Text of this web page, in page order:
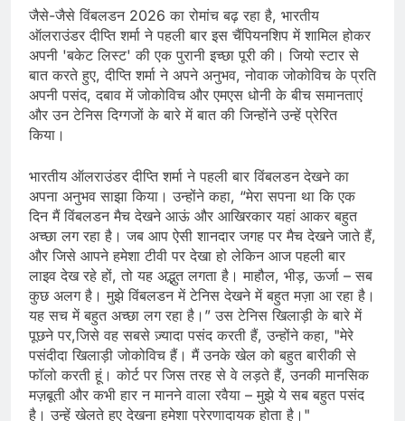
जैसे-जैसे विंबलडन 2026 का रोमांच बढ़ रहा है, भारतीय
ऑलराउंडर दीप्ति शर्मा ने पहली बार इस चैंपियनशिप में शामिल होकर
अपनी 'बकेट लिस्ट' की एक पुरानी इच्छा पूरी की। जियो स्टार से
बात करते हुए, दीप्ति शर्मा ने अपने अनुभव, नोवाक जोकोविच के प्रति
अपनी पसंद, दबाव में जोकोविच और एमएस धोनी के बीच समानताएं
और उन टेनिस दिग्गजों के बारे में बात की जिन्होंने उन्हें प्रेरित
किया।
भारतीय ऑलराउंडर दीप्ति शर्मा ने पहली बार विंबलडन देखने का
अपना अनुभव साझा किया। उन्होंने कहा, “मेरा सपना था कि एक
दिन मैं विंबलडन मैच देखने आऊं और आखिरकार यहां आकर बहुत
अच्छा लग रहा है। जब आप ऐसी शानदार जगह पर मैच देखने जाते हैं,
और जिसे आपने हमेशा टीवी पर देखा हो लेकिन आज पहली बार
लाइव देख रहे हों, तो यह अद्भुत लगता है। माहौल, भीड़, ऊर्जा – सब
कुछ अलग है। मुझे विंबलडन में टेनिस देखने में बहुत मज़ा आ रहा है।
यह सच में बहुत अच्छा लग रहा है।” उस टेनिस खिलाड़ी के बारे में
पूछने पर,जिसे वह सबसे ज़्यादा पसंद करती हैं, उन्होंने कहा, "मेरे
पसंदीदा खिलाड़ी जोकोविच हैं। मैं उनके खेल को बहुत बारीकी से
फॉलो करती हूं। कोर्ट पर जिस तरह से वे लड़ते हैं, उनकी मानसिक
मज़बूती और कभी हार न मानने वाला रवैया – मुझे ये सब बहुत पसंद
है। उन्हें खेलते हुए देखना हमेशा प्रेरणादायक होता है।"